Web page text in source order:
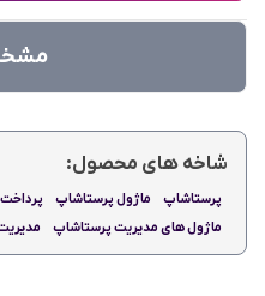
کاری که ماژول
برای شما
بهبود
شاخه های محصول:
پرستاشاپ ماژول پرستاشاپ
ماژول های مدیریت پرستاشاپ